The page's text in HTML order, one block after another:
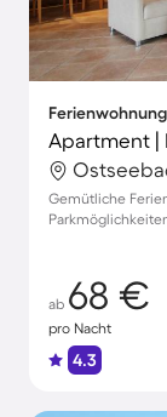
Ferienwohnung
Gemütliche
ab 68 €
pro Nacht
4.3